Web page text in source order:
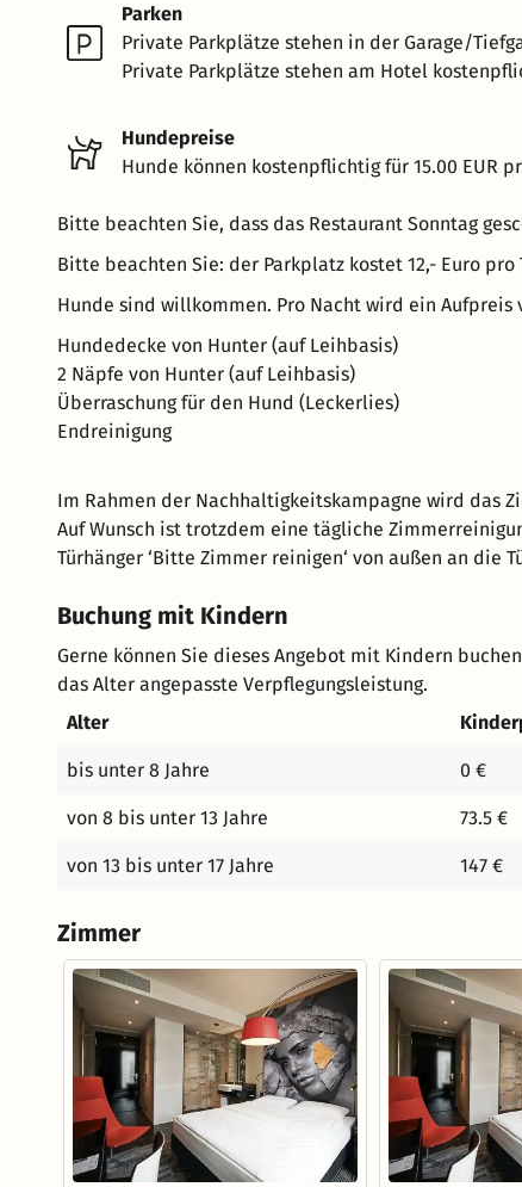
Parken
Private Parkplätze stehen in der Garage/
Private Parkplätze stehen am Hotel
Hundepreise
Hunde können kostenpflichtig für 15.00 EUR
Bitte beachten Sie, dass das Restaurant Sonntag
Bitte beachten Sie: der Parkplatz kostet 12,- Euro pro
Hunde sind willkommen. Pro Nacht wird ein Aufpreis
Hundedecke von Hunter (auf Leihbasis)
2 Näpfe von Hunter (auf Leihbasis)
Überraschung für den Hund (Leckerlies)
Endreinigung
Im Rahmen der Nachhaltigkeitskampagne wird das
Auf Wunsch ist trotzdem eine tägliche
Türhänger ‘Bitte Zimmer reinigen‘ von außen an die
Buchung mit Kindern
Gerne können Sie dieses Angebot mit Kindern
das Alter angepasste Verpflegungsleistung.
Alter
bis unter 8 Jahre 0 €
von 8 bis unter 13 Jahre 73.5 €
von 13 bis unter 17 Jahre 147 €
Zimmer